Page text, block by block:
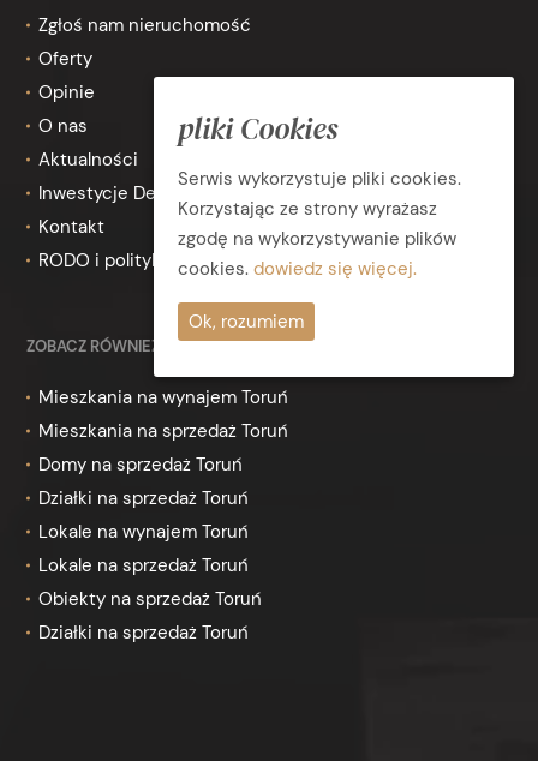
Zgłoś nam nieruchomość
Oferty
Opinie
O nas
Aktualności
Inwestycje Deweloperskie
Kontakt
RODO i polityka prywatności
ZOBACZ RÓWNIEŻ
Mieszkania na wynajem Toruń
Mieszkania na sprzedaż Toruń
Domy na sprzedaż Toruń
Działki na sprzedaż Toruń
Lokale na wynajem Toruń
Lokale na sprzedaż Toruń
Obiekty na sprzedaż Toruń
Działki na sprzedaż Toruń
pliki Cookies
Serwis wykorzystuje pliki cookies.
Korzystając ze strony wyrażasz
zgodę na wykorzystywanie plików
cookies. dowiedz się więcej.
Ok, rozumiem